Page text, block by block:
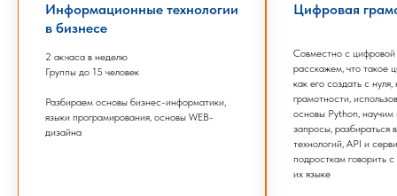
Информационные технологии
в бизнесе
2 ак.часа в неделю
Группы до 15 человек
Разбираем основы бизнес-информатики,
языки програмирования, основы WEB-
дизайна
Цифровая
Совместно с
расскажем, что такое
как его создать с
грамотности,
основы Python, научим
запросы, разбираться
технологий, API и
подросткам говорить
их языке